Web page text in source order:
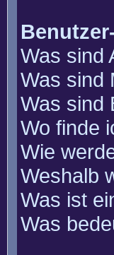
Was sind
Was sind
Was sind
Wo finde
Wie
Weshalb
Was ist
Was